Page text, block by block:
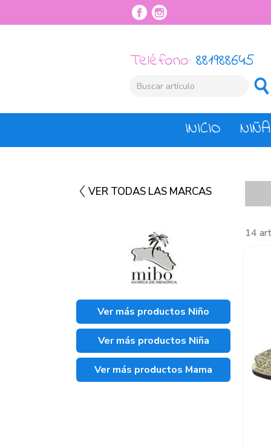
Teléfono: 881988645
INICIO NIÑA
VER TODAS LAS MARCAS
Ver más productos Niño
Ver más productos Niña
Ver más productos Mama
14